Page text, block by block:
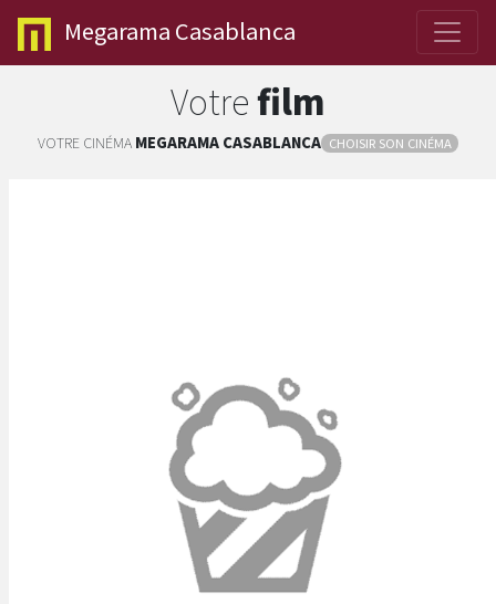
Megarama Casablanca
Votrefilm
VOTRE CINÉMA MEGARAMACASABLANCA CHOISIR SON CINÉMA